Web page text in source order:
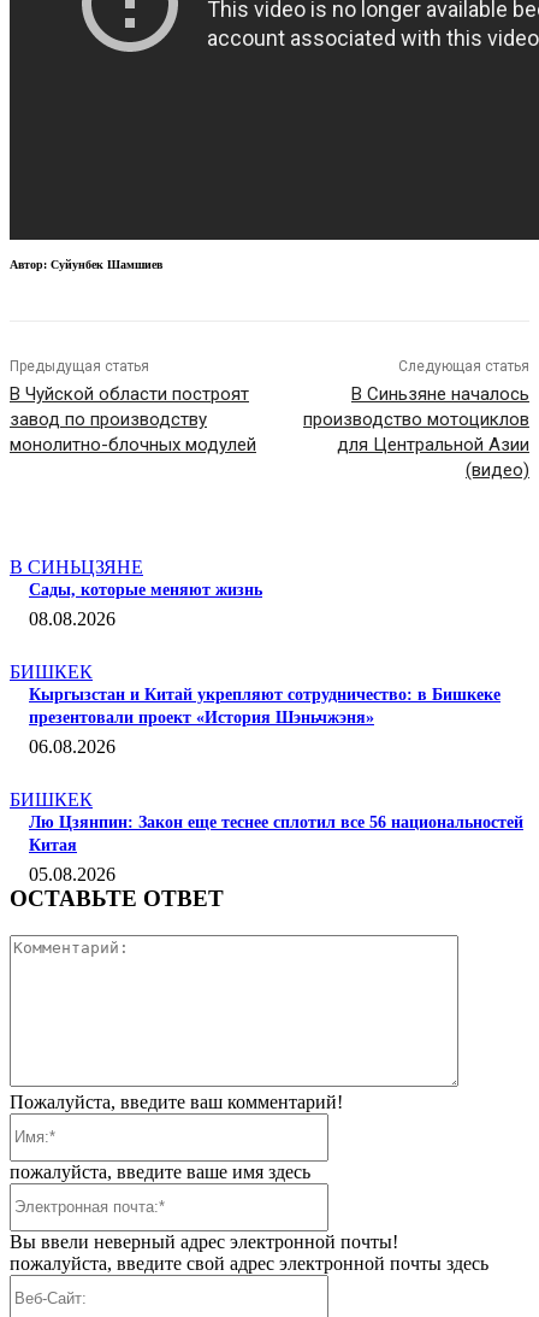
Автор: Суйунбек Шамшиев
Предыдущая статья
В Чуйской области построят
завод по производству
монолитно-блочных модулей
Следующая статья
В Синьзяне началось
производство мотоциклов
для Центральной Азии
(видео)
В СИНЬЦЗЯНЕ
Сады, которые меняют жизнь
08.08.2026
БИШКЕК
Кыргызстан и Китай укрепляют сотрудничество: в Бишкеке
презентовали проект «История Шэньчжэня»
06.08.2026
БИШКЕК
Лю Цзянпин: Закон еще теснее сплотил все 56 национальностей
Китая
05.08.2026
ОСТАВЬТЕ ОТВЕТ
Пожалуйста, введите ваш комментарий!
пожалуйста, введите ваше имя здесь
Вы ввели неверный адрес электронной почты!
пожалуйста, введите свой адрес электронной почты здесь